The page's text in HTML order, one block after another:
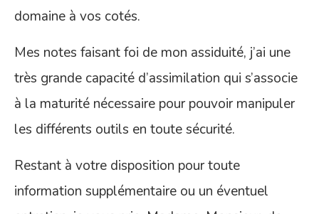
domaine à vos cotés.
Mes notes faisant foi de mon assiduité, j’ai une
très grande capacité d’assimilation qui s’associe
à la maturité nécessaire pour pouvoir manipuler
les différents outils en toute sécurité.
Restant à votre disposition pour toute
information supplémentaire ou un éventuel